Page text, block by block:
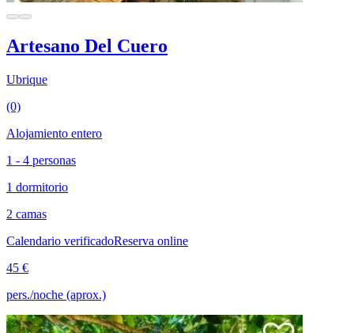
Artesano Del Cuero
Ubrique
(0)
Alojamiento entero
1 - 4 personas
1 dormitorio
2 camas
Calendario verificadoReserva online
45 €
pers./noche (aprox.)